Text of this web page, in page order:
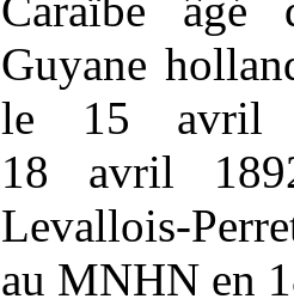
Guyane
le 15 avril
18 avril
au MNHN en